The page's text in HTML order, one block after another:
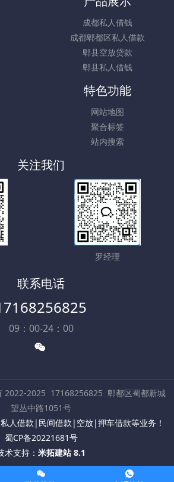
成都私人借钱
成都郫都区私人借款
郫县空放贷款
郫县私人借钱
特色功能
网站地图
聚合标签
站内搜索
关注我们
罗经理
联系电话
09：00-24：00
2022-2025 17168256825 郫都区蜀都新城
望丛中路1051号
人借款|民间借款|空放|押车借款等业务！
蜀CP备20221681号
术支持： 米拓建站 8.1